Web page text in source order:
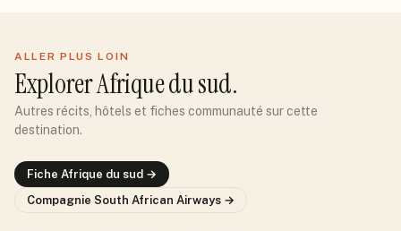
ALLER PLUS LOIN
ExplorerAfrique du sud.
Autres récits, hôtels et fiches communauté sur cette
destination.
Fiche Afrique du sud →
Compagnie South African Airways →